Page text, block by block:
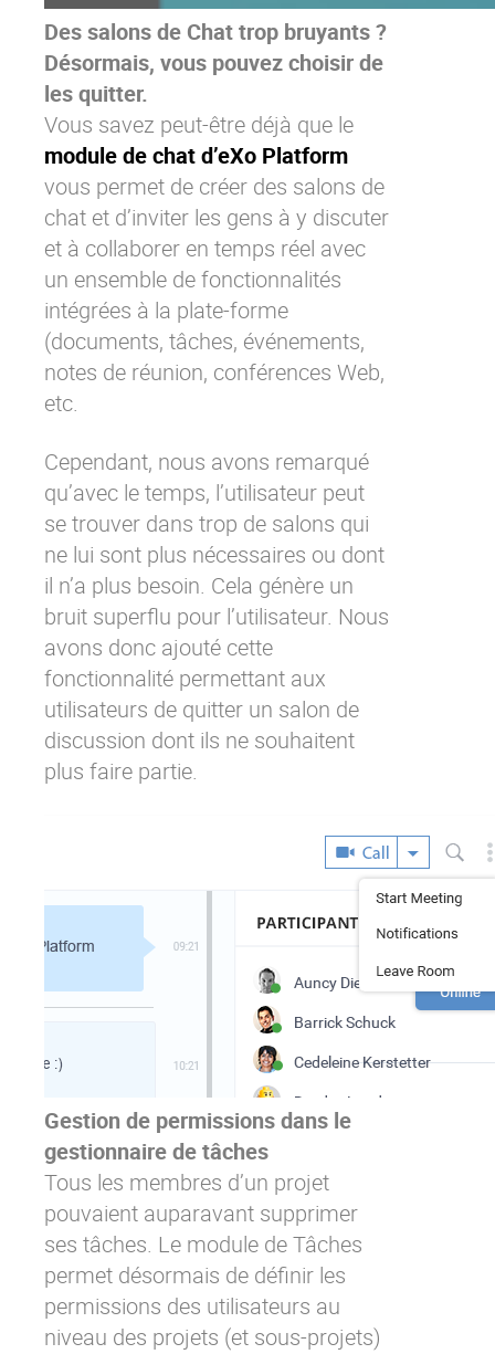
Des salons de Chat trop bruyants ?
Désormais, vous pouvez choisir de
les quitter.
Vous savez peut-être déjà que le
module de chat d’eXo Platform
vous permet de créer des salons de
chat et d’inviter les gens à y discuter
et à collaborer en temps réel avec
un ensemble de fonctionnalités
intégrées à la plate-forme
(documents, tâches, événements,
notes de réunion, conférences Web,
etc.
Cependant, nous avons remarqué
qu’avec le temps, l’utilisateur peut
se trouver dans trop de salons qui
ne lui sont plus nécessaires ou dont
il n’a plus besoin. Cela génère un
bruit superflu pour l’utilisateur. Nous
avons donc ajouté cette
fonctionnalité permettant aux
utilisateurs de quitter un salon de
discussion dont ils ne souhaitent
plus faire partie.
Gestion de permissions dans le
gestionnaire de tâches
Tous les membres d’un projet
pouvaient auparavant supprimer
ses tâches. Le module de Tâches
permet désormais de définir les
permissions des utilisateurs au
niveau des projets (et sous-projets)